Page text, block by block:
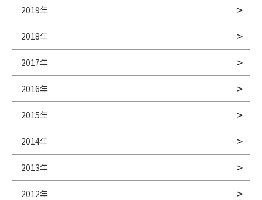
2019年
2018年
2017年
2016年
2015年
2014年
2013年
2012年